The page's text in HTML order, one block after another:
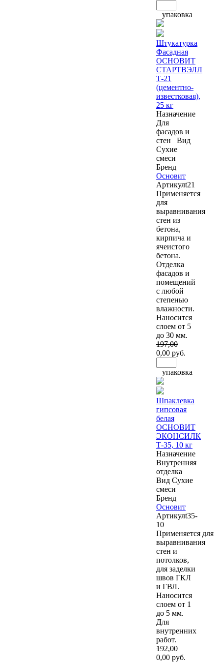
упаковка
Штукатурка
Фасадная
ОСНОВИТ
СТАРТВЭЛЛ
Т-21
(цементно-
известковая),
25 кг
Назначение
Для
фасадов и
стен
Вид
Сухие
смеси
Бренд
Основит
Артикулt21
Применяется
для
выравнивания
стен из
бетона,
кирпича и
ячеистого
бетона.
Отделка
фасадов и
помещений
с любой
степенью
влажности.
Наносится
слоем от 5
до 30 мм.
197,00
0,00 руб.
упаковка
Шпаклевка
гипсовая
белая
ОСНОВИТ
ЭКОНСИЛК
Т-35, 10 кг
Назначение
Внутренняя
отделка
Вид Сухие
смеси
Бренд
Основит
Артикулt35-
10
Применяется для
выравнивания
стен и
потолков,
для заделки
швов ГКЛ
и ГВЛ.
Наносится
слоем от 1
до 5 мм.
Для
внутренних
работ.
192,00
0,00 руб.